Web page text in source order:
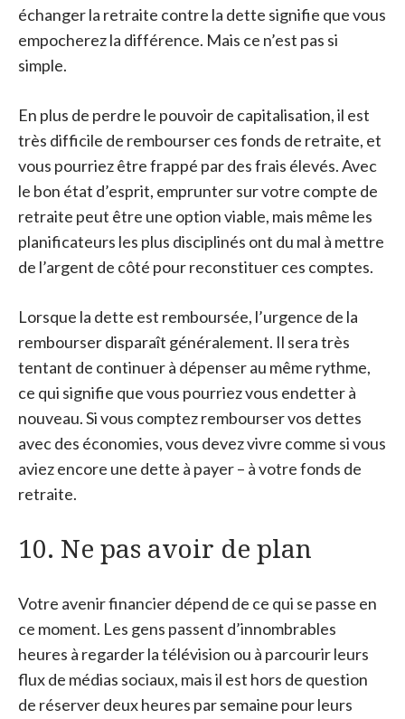
échanger la retraite contre la dette signifie que vous
empocherez la différence. Mais ce n’est pas si
simple.
En plus de perdre le pouvoir de capitalisation, il est
très difficile de rembourser ces fonds de retraite, et
vous pourriez être frappé par des frais élevés. Avec
le bon état d’esprit, emprunter sur votre compte de
retraite peut être une option viable, mais même les
planificateurs les plus disciplinés ont du mal à mettre
de l’argent de côté pour reconstituer ces comptes.
Lorsque la dette est remboursée, l’urgence de la
rembourser disparaît généralement. Il sera très
tentant de continuer à dépenser au même rythme,
ce qui signifie que vous pourriez vous endetter à
nouveau. Si vous comptez rembourser vos dettes
avec des économies, vous devez vivre comme si vous
aviez encore une dette à payer – à votre fonds de
retraite.
10. Ne pas avoir de plan
Votre avenir financier dépend de ce qui se passe en
ce moment. Les gens passent d’innombrables
heures à regarder la télévision ou à parcourir leurs
flux de médias sociaux, mais il est hors de question
de réserver deux heures par semaine pour leurs